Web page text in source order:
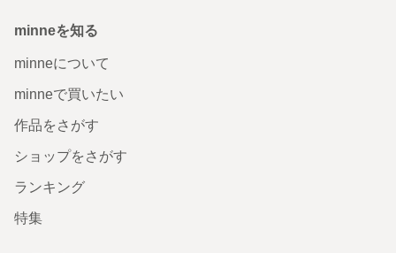
minneを知る
minneについて
minneで買いたい
作品をさがす
ショップをさがす
ランキング
特集